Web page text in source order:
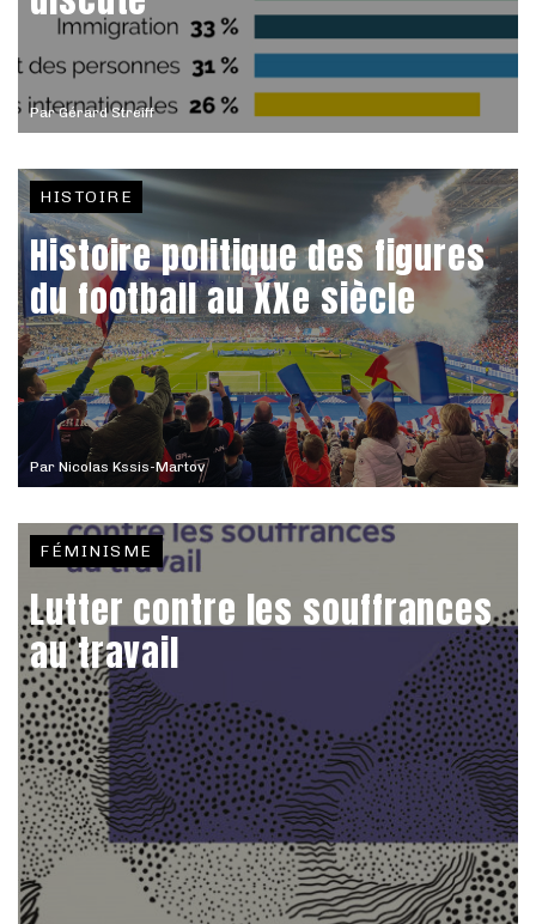
ParGérard Streiff
Par Nicolas Kssis-Martov
HISTOIRE
Histoire politique des figures
du football au XXe siècle
FÉMINISME
Lutter contre les souffrances
au travail